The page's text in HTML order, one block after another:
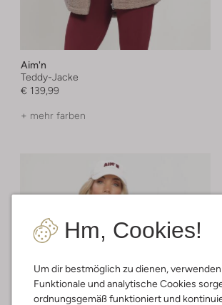
Hm, Cookies!
Um dir bestmöglich zu dienen,
Funktionale und analytische Cookies
ordnungsgemäß funktioniert und
Aim'n
Teddy-Jacke
€ 139,99
+ mehr farben